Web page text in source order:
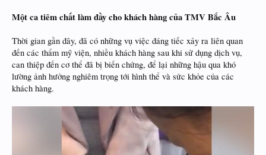
Một ca tiêm chất làm đầy cho khách hàng của TMV Bắc Âu
Thời gian gần đây, đã có những vụ việc đáng tiếc xảy ra liên quan
đến các thẩm mỹ viện, nhiều khách hàng sau khi sử dụng dịch vụ,
can thiệp đến cơ thể đã bị biến chứng, để lại những hậu qua khó
lường ảnh hưởng nghiêm trọng tới hình thể và sức khỏe của các
khách hàng.